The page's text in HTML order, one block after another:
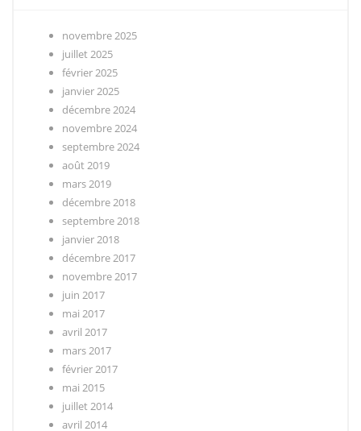
novembre 2025
juillet 2025
février 2025
janvier 2025
décembre 2024
novembre 2024
septembre 2024
août 2019
mars 2019
décembre 2018
septembre 2018
janvier 2018
décembre 2017
novembre 2017
juin 2017
mai 2017
avril 2017
mars 2017
février 2017
mai 2015
juillet 2014
avril 2014